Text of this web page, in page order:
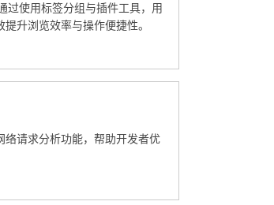
过使用标签分组与插件工具，用
升浏览效率与操作便捷性。
络请求分析功能，帮助开发者优